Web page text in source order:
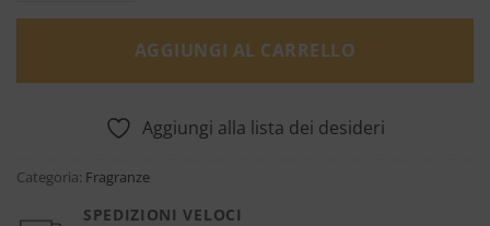
AGGIUNGI AL CARRELLO
Aggiungi alla lista dei desideri
Categoria: Fragranze
SPEDIZIONI VELOCI